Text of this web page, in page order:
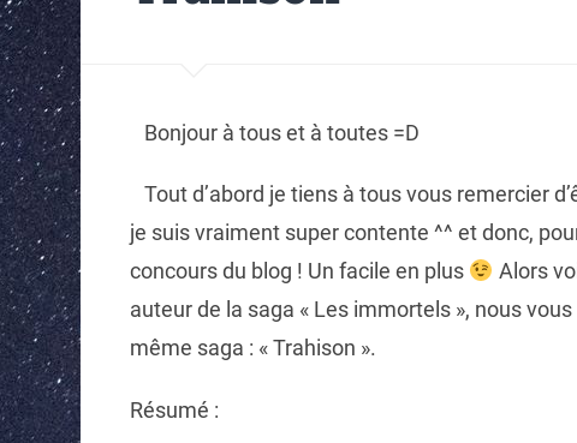
Bonjour à tous et à toutes =D
Tout d’abord je tiens à tous vous remercier
je suis vraiment super contente ^^ et donc,
concours du blog ! Un facile en plus
Alors
auteur de la saga « Les immortels », nous
même saga : « Trahison ».
Résumé :